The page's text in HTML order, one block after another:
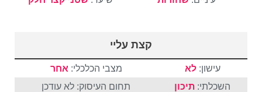
קצת עליי
עישון:לא מצבי הכלכלי: אחר
השכלתי: תיכון תחום העיסוק: לא עודכן